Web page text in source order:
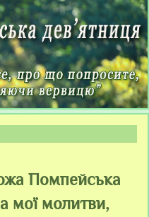
Помпейська
мої молитви,